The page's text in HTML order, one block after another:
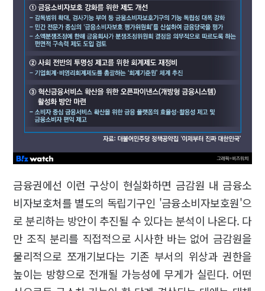
금융권에선 이런 구상이 현실화하면 금감원 내 금융소
비자보호처를 별도의 독립기구인 '금융소비자보호원'으
로 분리하는 방안이 추진될 수 있다는 분석이 나온다. 다
만 조직 분리를 직접적으로 시사한 바는 없어 금감원을
물리적으로 쪼개기보다는 기존 부서의 위상과 권한을
높이는 방향으로 전개될 가능성에 무게가 실린다. 어떤